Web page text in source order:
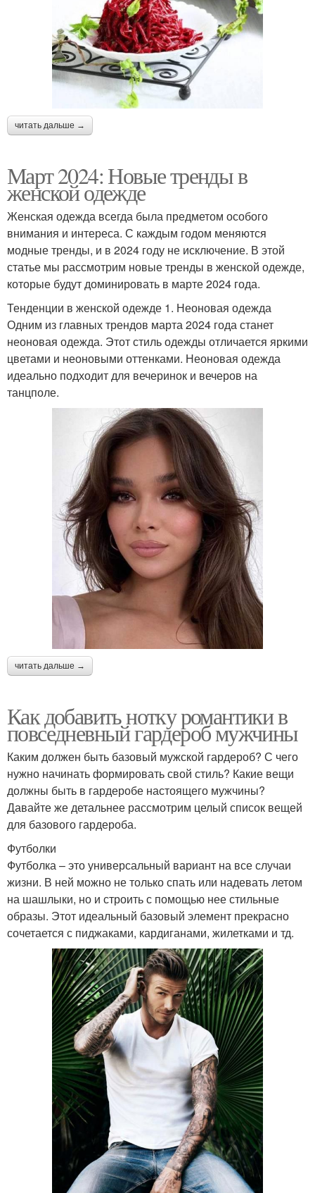
читать дальше →
Март 2024: Новые тренды в
женской одежде
Женская одежда всегда была предметом особого
внимания и интереса. С каждым годом меняются
модные тренды, и в 2024 году не исключение. В этой
статье мы рассмотрим новые тренды в женской одежде,
которые будут доминировать в марте 2024 года.
Тенденции в женской одежде 1. Неоновая одежда
Одним из главных трендов марта 2024 года станет
неоновая одежда. Этот стиль одежды отличается яркими
цветами и неоновыми оттенками. Неоновая одежда
идеально подходит для вечеринок и вечеров на
танцполе.
читать дальше →
Как добавить нотку романтики в
повседневный гардероб мужчины
Каким должен быть базовый мужской гардероб? С чего
нужно начинать формировать свой стиль? Какие вещи
должны быть в гардеробе настоящего мужчины?
Давайте же детальнее рассмотрим целый список вещей
для базового гардероба.
Футболки
Футболка – это универсальный вариант на все случаи
жизни. В ней можно не только спать или надевать летом
на шашлыки, но и строить с помощью нее стильные
образы. Этот идеальный базовый элемент прекрасно
сочетается с пиджаками, кардиганами, жилетками и тд.